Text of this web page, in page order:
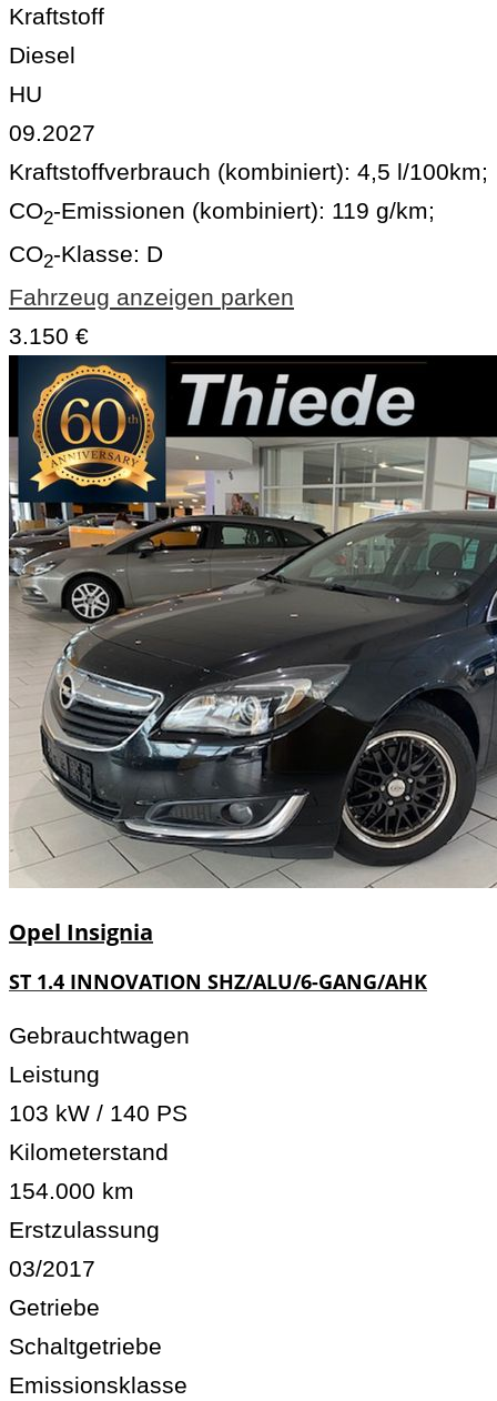
Kraftstoff
Diesel
HU
09.2027
Kraftstoffverbrauch (kombiniert): 4,5 l/100km;
CO2-Emissionen (kombiniert): 119 g/km;
CO2-Klasse: D
Fahrzeug anzeigen parken
3.150 €
Opel Insignia
ST 1.4 INNOVATION SHZ/ALU/6-GANG/AHK
Gebrauchtwagen
Leistung
103 kW / 140 PS
Kilometerstand
154.000 km
Erstzulassung
03/2017
Getriebe
Schaltgetriebe
Emissionsklasse